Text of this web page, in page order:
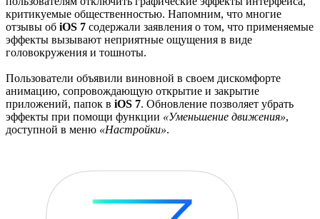
критикуемые общественностью. Напомним, что многие
отзывы об iOS 7 содержали заявления о том, что применяемые
эффекты вызывают неприятные ощущения в виде
головокружения и тошноты.
Пользователи объявили виновной в своем дискомфорте
анимацию, сопровождающую открытие и закрытие
приложений, папок в iOS 7. Обновление позволяет убрать
эффекты при помощи функции «Уменьшение движения»,
доступной в меню «Настройки».